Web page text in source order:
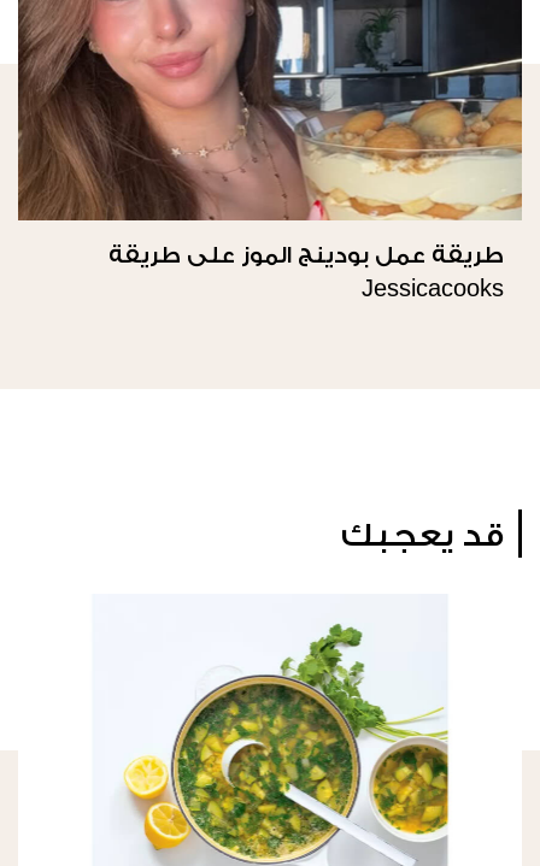
طريقة عمل بودينج الموز على طريقة
Jessicacooks
قد يعجبك